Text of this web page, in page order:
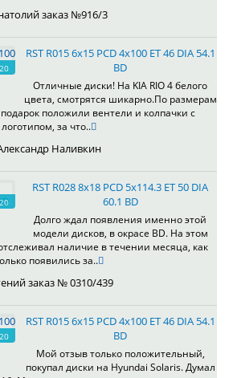
заказ №916/3
RST R015 6x15 PCD 4x100 ET 46 DIA 54.1
BD
Отличные диски! На KIA RIO 4 белого
цвета, смотрятся шикарно.По размерам
положили вентели и колпачки с
логотипом, за что..
Наливкин
RST R028 8x18 PCD 5x114.3 ET 50 DIA
60.1 BD
Долго ждал появления именно этой
модели дисков, в окрасе BD. На этом
наличие в течении месяца, как
появились за..
заказ № 0310/439
RST R015 6x15 PCD 4x100 ET 46 DIA 54.1
BD
Мой отзыв только положительный,
покупал диски на Hyundai Solaris. Думал